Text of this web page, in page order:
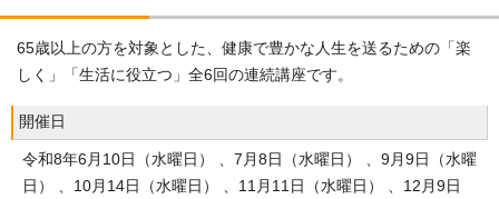
65歳以上の方を対象とした、健康で豊かな人生を送るための「楽
しく」「生活に役立つ」全6回の連続講座です。
開催日
令和8年6月10日（水曜日） 、7月8日（水曜日） 、9月9日（水曜
日） 、10月14日（水曜日） 、11月11日（水曜日） 、12月9日